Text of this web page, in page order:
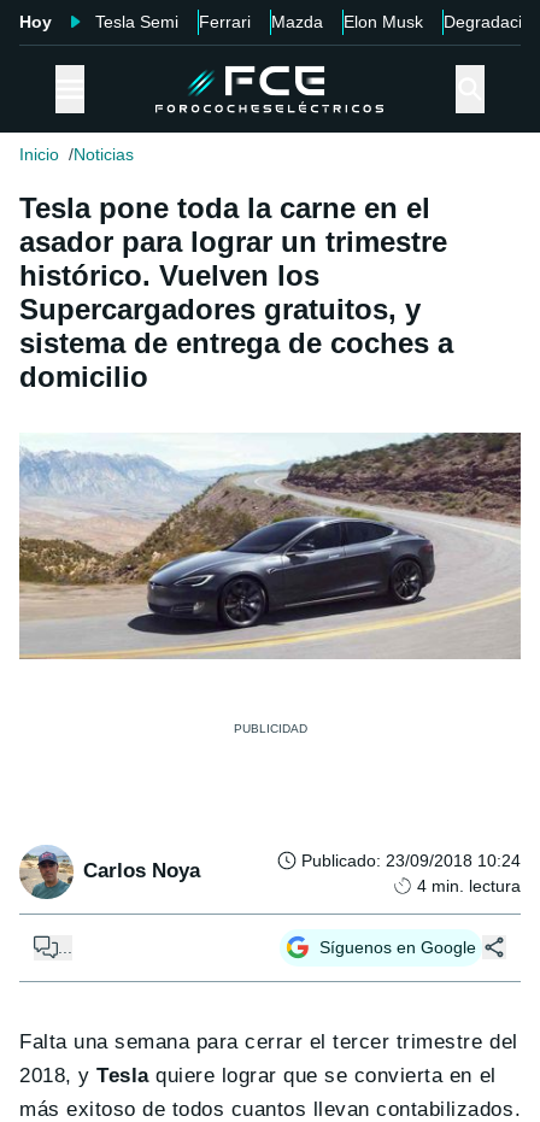
Hoy Tesla Semi Ferrari Mazda Elon Musk Degradación
Inicio Noticias
Tesla pone toda la carne en el
asador para lograr un trimestre
histórico. Vuelven los
Supercargadores gratuitos, y
sistema de entrega de coches a
domicilio
Carlos Noya Publicado: 23/09/2018 10:24
4 min. lectura
Síguenos en Google
Falta una semana para cerrar el tercer trimestre del
2018, yTeslaquiere lograr que se convierta en el
más exitoso de todos cuantos llevan contabilizados.